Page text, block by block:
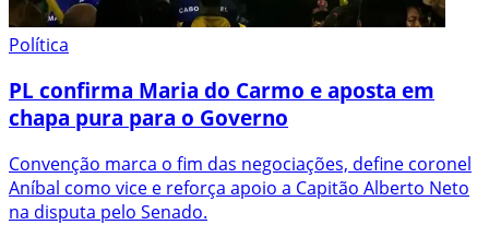
Política
PL confirma Maria do Carmo e aposta em
chapa pura para o Governo
Convenção marca o fim das negociações, define coronel
Aníbal como vice e reforça apoio a Capitão Alberto Neto
na disputa pelo Senado.